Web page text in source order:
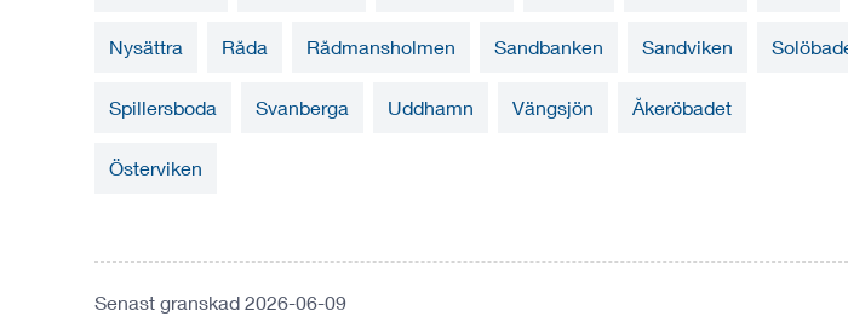
Nysättra Råda Rådmansholmen Sandbanken Sandviken
Spillersboda Svanberga Uddhamn Vängsjön Åkeröbadet
Österviken
Senast granskad 2026-06-09